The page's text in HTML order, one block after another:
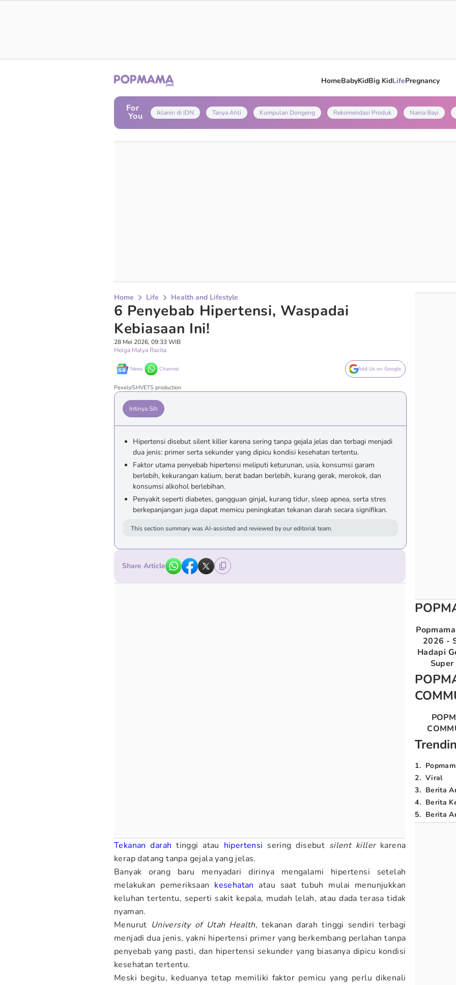
HomeBabyKidBig KidLifePregnancy
For
You Iklanin di IDN Tanya Ahli Kumpulan Dongeng Rekomendasi Produk Nama Bayi
Home Life Health and Lifestyle
6 Penyebab Hipertensi, Waspadai
Kebiasaan Ini!
28 Mei 2026, 09:33 WIB
Helga Malya Razita
News Channel Add Us on Google
Pexels/SHVETS production
Intinya Sih
Hipertensi disebut silent killer karena sering tanpa gejala jelas dan terbagi menjadi
dua jenis: primer serta sekunder yang dipicu kondisi kesehatan tertentu.
Faktor utama penyebab hipertensi meliputi keturunan, usia, konsumsi garam
berlebih, kekurangan kalium, berat badan berlebih, kurang gerak, merokok, dan
konsumsi alkohol berlebihan.
Penyakit seperti diabetes, gangguan ginjal, kurang tidur, sleep apnea, serta stres
berkepanjangan juga dapat memicu peningkatan tekanan darah secara signifikan.
This section summary was AI-assisted and reviewed by our editorial team.
Share Article
Tekanan darah tinggi atau hipertensi sering disebut silent killerkarena
kerap datang tanpa gejala yang jelas.
Banyak orang baru menyadari dirinya mengalami hipertensi setelah
melakukan pemeriksaan kesehatan atau saat tubuh mulai menunjukkan
keluhan tertentu, seperti sakit kepala, mudah lelah, atau dada terasa tidak
nyaman.
Menurut University of Utah Health, tekanan darah tinggi sendiri terbagi
menjadi dua jenis, yakni hipertensi primer yang berkembang perlahan tanpa
penyebab yang pasti, dan hipertensi sekunder yang biasanya dipicu kondisi
kesehatan tertentu.
Meski begitu, keduanya tetap memiliki faktor pemicu yang perlu dikenali
2026 -
Hadapi
1.
2. Viral
3. Berita
4. Berita
5. Berita